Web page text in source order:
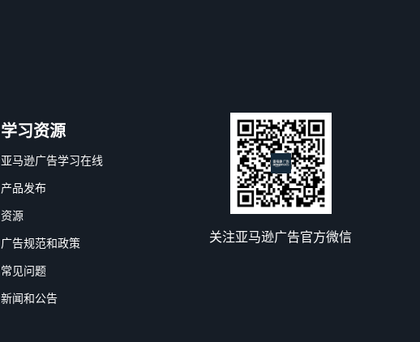
学习资源
亚马逊广告学习在线
产品发布
资源
广告规范和政策
常见问题
新闻和公告
关注亚马逊广告官方微信